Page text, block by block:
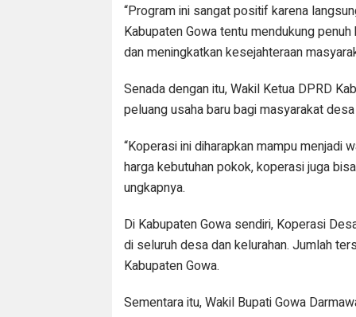
“Program ini sangat positif karena
Kabupaten Gowa tentu mendukung
dan meningkatkan kesejahteraan
Senada dengan itu, Wakil Ketua DPRD
peluang usaha baru bagi masyarakat
“Koperasi ini diharapkan mampu
harga kebutuhan pokok, koperasi juga
ungkapnya.
Di Kabupaten Gowa sendiri, Koperasi
di seluruh desa dan kelurahan. Jumlah
Kabupaten Gowa.
Sementara itu, Wakil Bupati Gowa